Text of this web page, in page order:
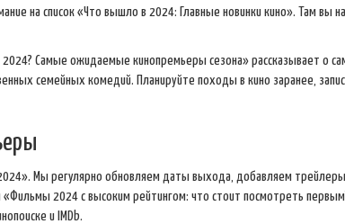
на список «Что вышло в 2024: Главные новинки кино». Там вы
Самые ожидаемые кинопремьеры сезона» рассказывает о
семейных комедий. Планируйте походы в кино заранее,
Мы регулярно обновляем даты выхода, добавляем
2024 с высоким рейтингом: что стоит посмотреть
и IMDb.